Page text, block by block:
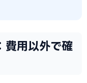
費用以外で確